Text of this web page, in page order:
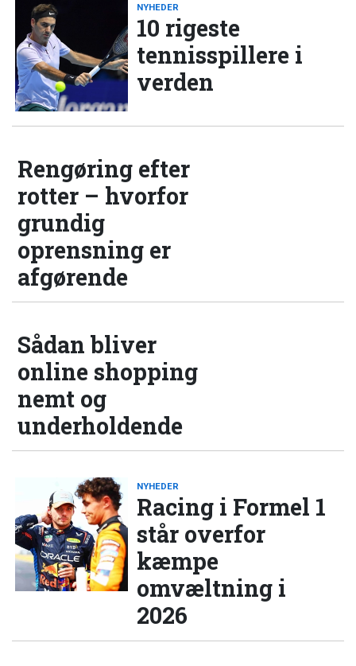
NYHEDER
10 rigeste
tennisspillere i
verden
Rengøring efter
rotter – hvorfor
grundig
oprensning er
afgørende
Sådan bliver
online shopping
nemt og
underholdende
NYHEDER
Racing i Formel 1
står overfor
kæmpe
omvæltning i
2026